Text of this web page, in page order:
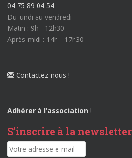
04 75 89 04 54
Du lundi au vendredi
Matin : 9h - 12h30
Après-midi : 14h - 17h30
Contactez-nous !
Adhérer à l’association !
S’inscrire à la newsletter